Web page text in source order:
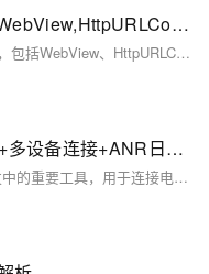
【Android】网络技术知识总结之WebView,HttpURLConnection,OKHttp,XML的pull解析方式
本文总结了Android中几种常用的网络技术，包括WebView、HttpURLConnection、OKHttp和XML的Pull解析方式。每种技术都有其独特的特点和适用场景。理解并熟练运用这些技术，可以帮助开发者构建高效、可靠的网络应用程序。通过示例代码和详细解释，本文为开发者提供了实用的参考和指导。
Android调试终极指南：ADB安装+多设备连接+ANR日志抓取全流程解析，覆盖环境变量配置/多设备调试/ANR日志分析全流程，附Win/Mac/Linux三平台解决方案
ADB（Android Debug Bridge）是安卓开发中的重要工具，用于连接电脑与安卓设备，实现文件传输、应用管理、日志抓取等功能。本文介绍了 ADB 的基本概念、安装配置及常用命令。包括：1) 基本命令如 `adb version` 和 `adb devices`；2) 权限操作如 `adb root` 和 `adb shell`；3) APK 操作如安装、卸载应用；4) 文件传输如 `adb push` 和 `adb pull`；5) 日志记录如 `adb logcat`；6) 系统信息获取如屏幕截图和录屏。通过这些功能，用户可高效调试和管理安卓设备。